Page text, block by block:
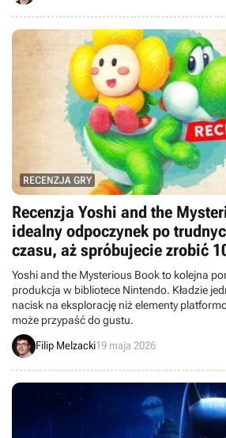
RECENZJA GRY
Recenzja Yoshi and the
idealny odpoczynek po
czasu, aż spróbujecie zrobić
Yoshi and the Mysterious Book to kolejna
produkcja w bibliotece Nintendo. Kładzie
nacisk na eksplorację niż elementy
może przypaść do gustu.
Filip Melzacki19 maja 2026